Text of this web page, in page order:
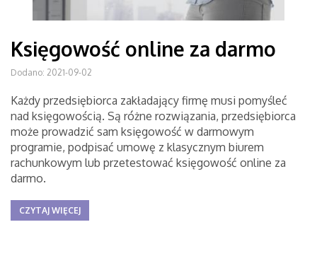
Księgowość online za darmo
Dodano: 2021-09-02
Każdy przedsiębiorca zakładający firmę musi pomyśleć
nad księgowością. Są różne rozwiązania, przedsiębiorca
może prowadzić sam księgowość w darmowym
programie, podpisać umowę z klasycznym biurem
rachunkowym lub przetestować księgowość online za
darmo.
CZYTAJ WIĘCEJ